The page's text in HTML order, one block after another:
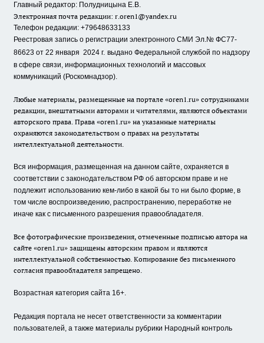
Главный редактор: Полудницына Е.В.
Электронная почта редакции: r.oren1@yandex.ru
Телефон редакции: +79648633133
Реестровая запись о регистрации электронного СМИ Эл.№ ФС77-
86623 от 22 января 2024 г. выдано Федеральной службой по надзору
в сфере связи, информационных технологий и массовых
коммуникаций (Роскомнадзор).
Любые материалы, размещенные на портале «oren1.ru» сотрудниками
редакции, внештатными авторами и читателями, являются объектами
авторского права. Права «oren1.ru» на указанные материалы
охраняются законодательством о правах на результаты
интеллектуальной деятельности.
Вся информация, размещенная на данном сайте, охраняется в
соответствии с законодательством РФ об авторском праве и не
подлежит использованию кем-либо в какой бы то ни было форме, в
том числе воспроизведению, распространению, переработке не
иначе как с письменного разрешения правообладателя.
Все фотографические произведения, отмеченные подписью автора на
сайте «oren1.ru» защищены авторским правом и являются
интеллектуальной собственностью. Копирование без письменного
согласия правообладателя запрещено.
Возрастная категория сайта 16+.
Редакция портала не несет ответственности за комментарии
пользователей, а также материалы рубрики Народный контроль